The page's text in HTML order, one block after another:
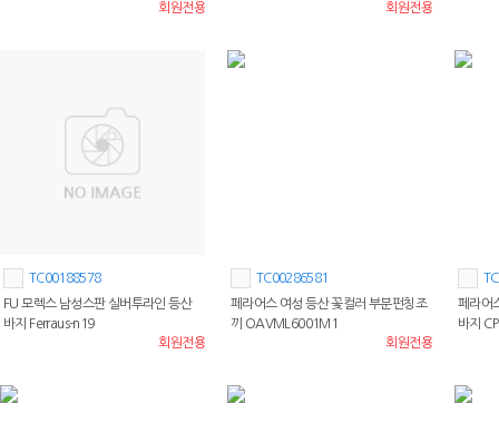
회원전용
회원전용
TC00188578
FU 모렉스 남성스판 실버투라인 등산
바지 Ferraus-n19
회원전용
TC00286581
페라어스 여성 등산 꽃컬러 부분펀칭조
끼 OAVML6001M1
회원전용
페라어
바지